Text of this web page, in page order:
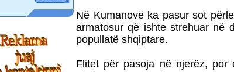
Në Kumanovë ka pasur sot
armatosur që ishte strehuar në
popullatë shqiptare.
Flitet për pasoja në njerëz, por